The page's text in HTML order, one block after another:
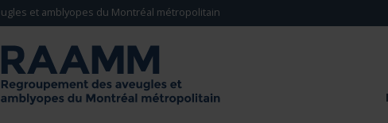
et amblyopes du Montréal métropolitain